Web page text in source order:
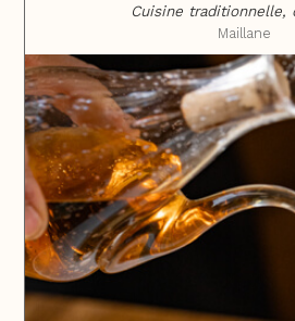
Cuisine traditionnelle,
Maillane